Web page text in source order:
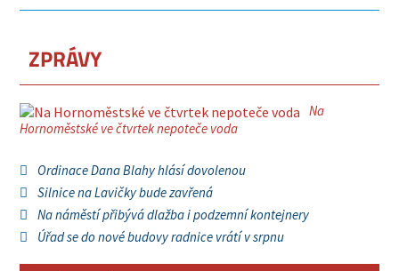
ZPRÁVY
Na
Hornoměstské ve čtvrtek nepoteče voda
Ordinace Dana Blahy hlásí dovolenou
Silnice na Lavičky bude zavřená
Na náměstí přibývá dlažba i podzemní kontejnery
Úřad se do nové budovy radnice vrátí v srpnu